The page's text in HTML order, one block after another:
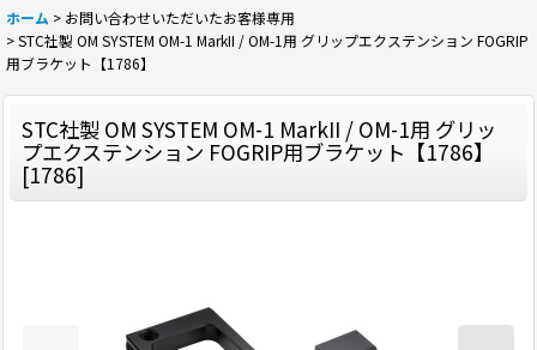
ホーム > お問い合わせいただいたお客様専用
>STC社製 OM SYSTEM OM-1 MarkII / OM-1用 グリップエクステンション FOGRIP
用ブラケット【1786】
STC社製 OM SYSTEM OM-1 MarkII / OM-1用 グリッ
プエクステンション FOGRIP用ブラケット【1786】
[1786]